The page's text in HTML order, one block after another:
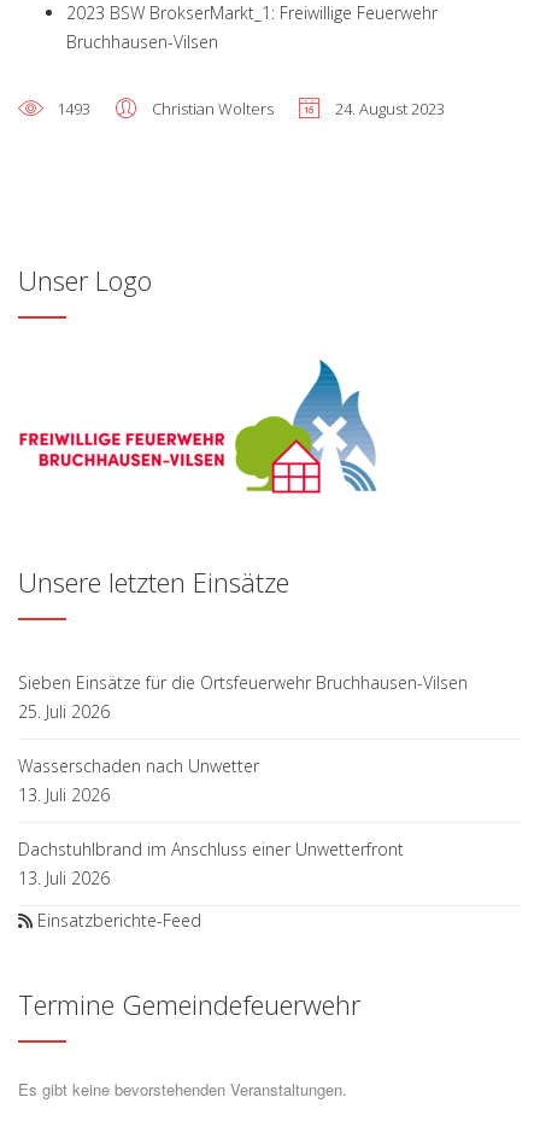
2023 BSW BrokserMarkt_1: Freiwillige Feuerwehr
Bruchhausen-Vilsen
1493 Christian Wolters 24. August 2023
Unser Logo
Unsere letzten Einsätze
Sieben Einsätze für die Ortsfeuerwehr Bruchhausen-Vilsen
25. Juli 2026
Wasserschaden nach Unwetter
13. Juli 2026
Dachstuhlbrand im Anschluss einer Unwetterfront
13. Juli 2026
Einsatzberichte-Feed
Termine Gemeindefeuerwehr
Es gibt keine bevorstehenden Veranstaltungen.